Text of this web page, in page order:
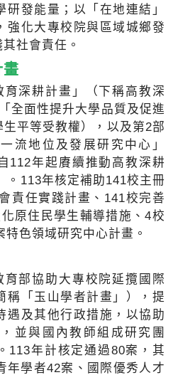
發能量；以「在地連結」
強化大專校院與區域城鄉發
社會責任。
深耕計畫」（下稱高教深
全面性提升大學品質及促進
平等受教權），以及第2部
流地位及發展研究中心」
112年起賡續推動高教深耕
。113年核定補助141校主冊
責任實踐計畫、141校完善
原住民學生輔導措施、4校
色領域研究中心計畫。
育部協助大專校院延攬國際
稱「玉山學者計畫」），提
遇及其他行政措施，以協助
並與國內教師組成研究團
113年計核定通過80案，其
年學者42案、國際優秀人才